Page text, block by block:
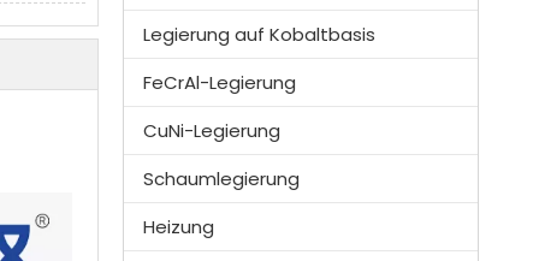
Legierung auf Kobaltbasis
FeCrAl-Legierung
CuNi-Legierung
Schaumlegierung
Heizung